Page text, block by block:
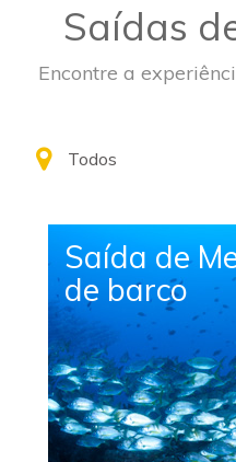
Saídas
Encontre a
Saída de
de barco